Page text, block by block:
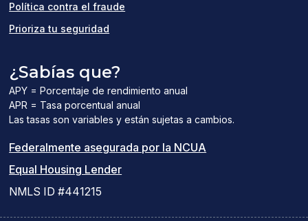
Política contra el fraude
Prioriza tu seguridad
¿Sabías que?
APY = Porcentaje de rendimiento anual
APR = Tasa porcentual anual
Las tasas son variables y están sujetas a cambios.
Federalmente asegurada por la NCUA
Equal Housing Lender(el
NMLS ID #441215